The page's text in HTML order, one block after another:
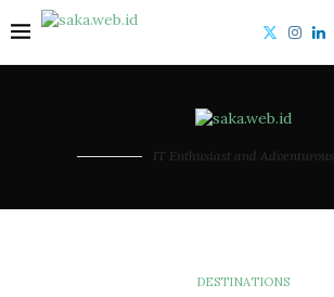
IT Enthusiast and Adventurous
DESTINATIONS